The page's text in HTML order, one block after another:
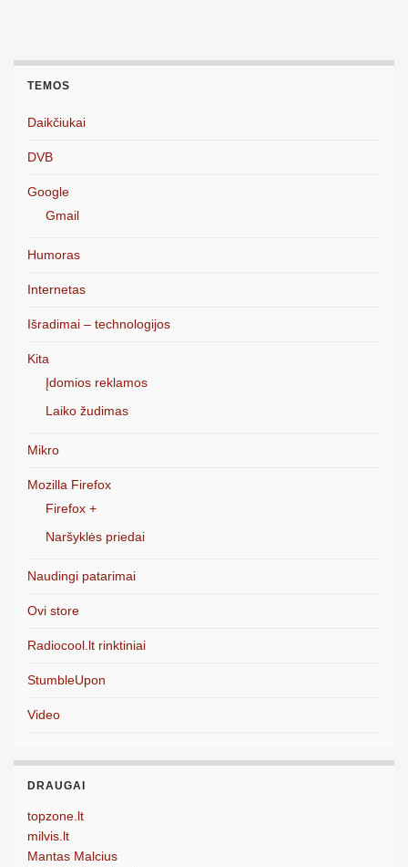
TEMOS
Daikčiukai
DVB
Google
Gmail
Humoras
Internetas
Išradimai – technologijos
Kita
Įdomios reklamos
Laiko žudimas
Mikro
Mozilla Firefox
Firefox +
Naršyklės priedai
Naudingi patarimai
Ovi store
Radiocool.lt rinktiniai
StumbleUpon
Video
DRAUGAI
topzone.lt
milvis.lt
Mantas Malcius